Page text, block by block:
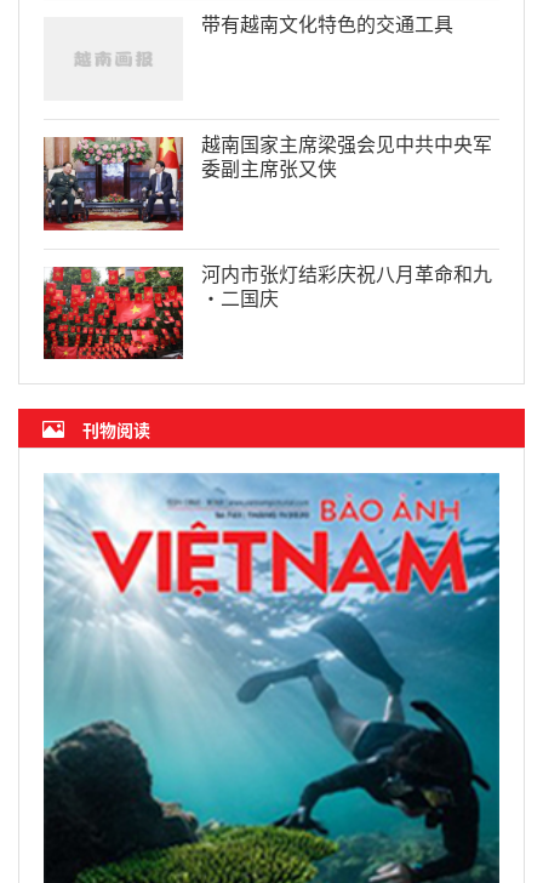
带有越南文化特色的交通工具
越南国家主席梁强会见中共中央军
委副主席张又侠
河内市张灯结彩庆祝八月革命和九
·二国庆
刊物阅读